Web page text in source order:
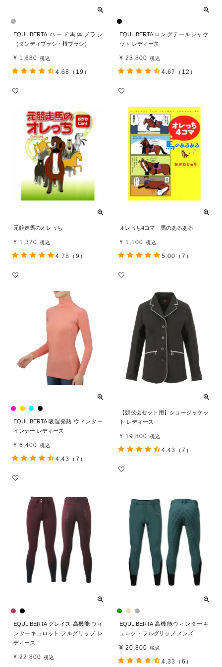
EQULIBERTA ハード馬体ブラシ
（ダンディブラシ・根ブラシ）
¥ 1,680 税込
4.68 （19）
EQULIBERTA ロングテールジャケ
ット レディース
¥ 23,800 税込
4.67 （12）
元競走馬のオレっち
¥ 1,320 税込
4.78 （9）
オレっち4コマ 馬のあるある
¥ 1,100 税込
5.00 （7）
EQULIBERTA 吸湿発熱 ウィンター
インナー レディース
¥ 6,400 税込
4.43 （7）
【競技会セット用】ショージャケッ
ト レディース
¥ 19,800 税込
4.43 （7）
EQULIBERTA グレイス 高機能 ウィ
ンターキュロット フルグリップ レ
ディース
¥ 22,800 税込
EQULIBERTA 高機能ウィンターキ
ュロット フルグリップ メンズ
¥ 20,800 税込
4.33 （6）